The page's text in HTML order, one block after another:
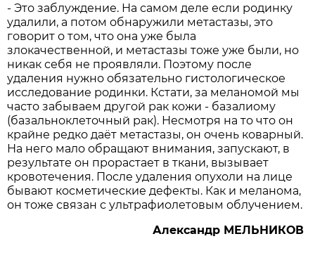
- Это заблуждение. На самом деле если родинку
удалили, а потом обнаружили метастазы, это
говорит о том, что она уже была
злокачественной, и метастазы тоже уже были, но
никак себя не проявляли. Поэтому после
удаления нужно обязательно гистологическое
исследование родинки. Кстати, за меланомой мы
часто забываем другой рак кожи - базалиому
(базальноклеточный рак). Несмотря на то что он
крайне редко даёт метастазы, он очень коварный.
На него мало обращают внимания, запускают, в
результате он прорастает в ткани, вызывает
кровотечения. После удаления опухоли на лице
бывают косметические дефекты. Как и меланома,
он тоже связан с ультрафиолетовым облучением.
Александр МЕЛЬНИКОВ